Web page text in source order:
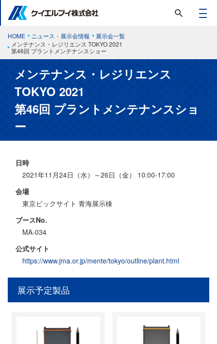
HOME ニュース・展示会情報
展示会一覧
メンテナンス・レジリエンス TOKYO 2021
第46回 プラントメンテナンスショー
メンテナンス・レジリエンス
TOKYO 2021
第46回 プラントメンテナンスショ
ー
日時
2021年11月24日（水）～26日（金） 10:00-17:00
会場
東京ビックサイト 青海展示棟
ブースNo.
MA-034
公式サイト
https://www.jma.or.jp/mente/tokyo/outline/plant.html
展示予定製品